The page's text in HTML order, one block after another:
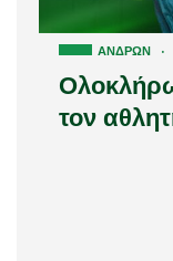
ΑΝΔΡΏΝ ·
τον